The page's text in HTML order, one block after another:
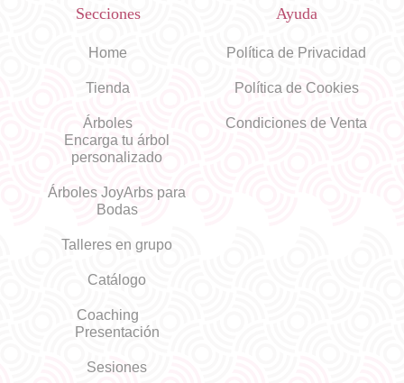
Secciones
Home
Tienda
Árboles
Encarga tu árbol
personalizado
Árboles JoyArbs para
Bodas
Talleres en grupo
Catálogo
Coaching
Presentación
Sesiones
Ayuda
Política de Privacidad
Política de Cookies
Condiciones de Venta